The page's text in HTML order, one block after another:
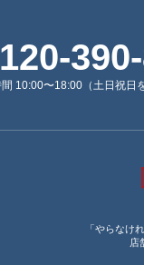
10:00〜18:00（土日祝日
「やらなけ
店